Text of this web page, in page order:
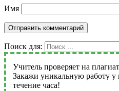
Имя
Поиск для:
Учитель проверяет на
Закажи уникальную работу
течение часа!